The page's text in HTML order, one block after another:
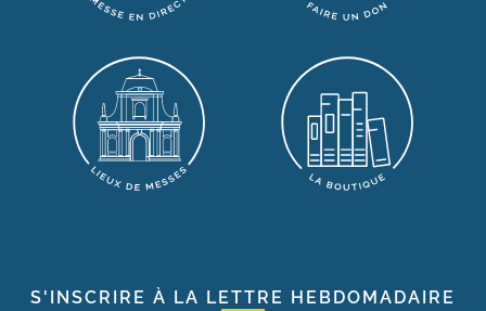
S'INSCRIRE À LA LETTRE HEBDOMADAIRE